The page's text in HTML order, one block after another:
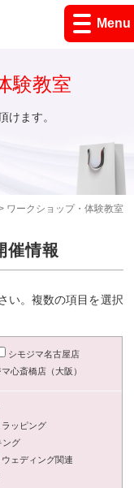
Menu
ワークショップ・体験教室
験教室
けます。
催情報
い。複数の項目を選択
シモジマ名古屋店
心斎橋店（大阪）
ラッピング
ング
ウェディング関連